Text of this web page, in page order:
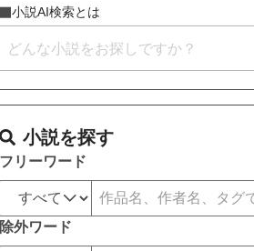
小説AI検索とは
小説を探す
フリーワード
除外ワード